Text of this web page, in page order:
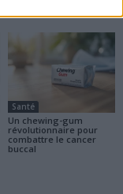
Santé
Un chewing-gum
révolutionnaire pour
combattre le cancer
buccal